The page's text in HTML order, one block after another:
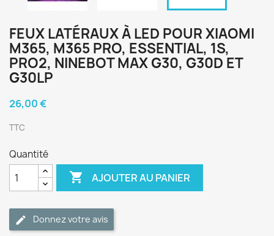
FEUX LATÉRAUX À LED POUR XIAOMI
M365, M365 PRO, ESSENTIAL, 1S,
PRO2, NINEBOT MAX G30, G30D ET
G30LP
26,00 €
TTC
Quantité
 AJOUTER AU PANIER
Donnez votre avis